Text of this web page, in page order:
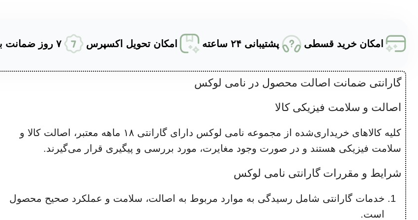
درپوش محافظ گرد و غبار
مخزن تریتان بدون BPA
محفظه نگهداری سیم برق
امکان خرید قسطی پشتیبانی ۲۴ ساعته امکان تحویل اکسپرس ۷ روز ضمانت بازگشت کالا
گارانتی ضمانت اصالت محصول در نامی لوکس
اصالت و سلامت فیزیکی کالا
کلیه کالاهای خریداری‌شده از مجموعه نامی لوکس دارای گارانتی ۱۸ ماهه معتبر، اصالت کالا و
سلامت فیزیکی هستند و در صورت وجود مغایرت، مورد بررسی و پیگیری قرار می‌گیرند.
شرایط و مقررات گارانتی نامی لوکس
خدمات گارانتی شامل رسیدگی به موارد مربوط به اصالت، سلامت و عملکرد صحیح محصول
است.